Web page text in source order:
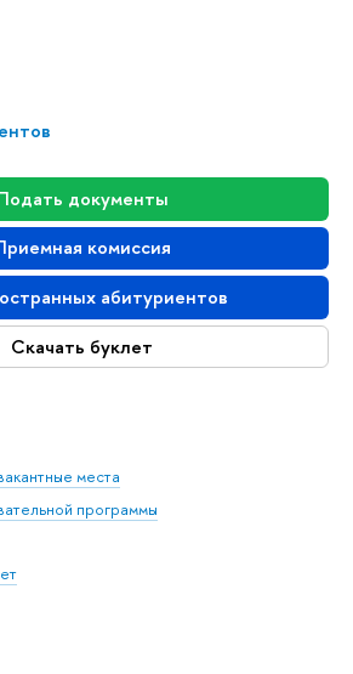
документы
комиссия
абитуриентов
Скачать буклет
места
программы